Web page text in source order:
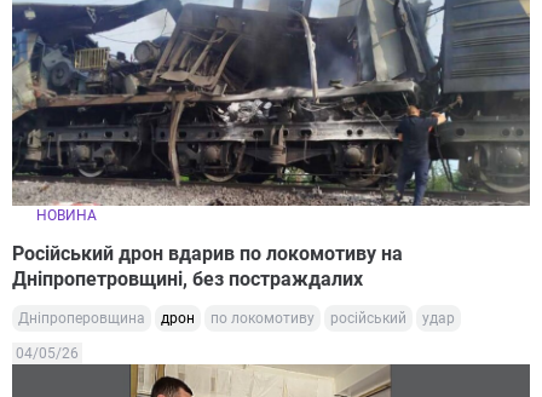
НОВИНА
Російський дрон вдарив по локомотиву на
Дніпропетровщині, без постраждалих
Дніпроперовщина дрон по локомотиву російський удар
04/05/26